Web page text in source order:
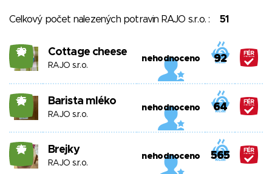
Celkový počet nalezených potravin RAJO s.r.o. :51
28 Cottage cheese
RAJO s.r.o.
nehodnoceno 92
25 Barista mléko
RAJO s.r.o.
nehodnoceno 64
25 Brejky
RAJO s.r.o.
nehodnoceno 565